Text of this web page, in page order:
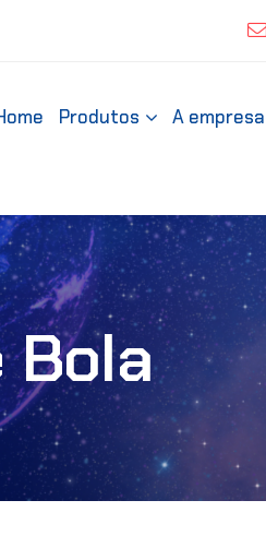
Produtos A empresa
Bola